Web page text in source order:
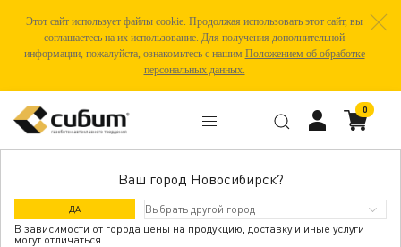
Этот сайт использует файлы cookie. Продолжая использовать этот сайт, вы
соглашаетесь на их использование. Для получения дополнительной
информации, пожалуйста, ознакомьтесь с нашим Положением об обработке
персональных данных.
Ваш город Новосибирск?
ДА
В зависимости от города цены на продукцию, доставку и иные услуги
могут отличаться
0
ТАРУСА